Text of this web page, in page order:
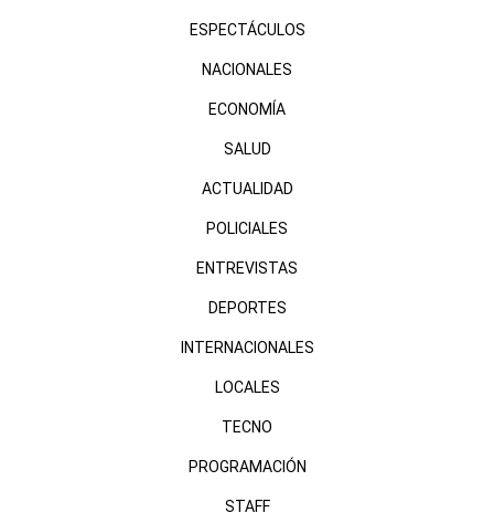
ESPECTÁCULOS
NACIONALES
ECONOMÍA
SALUD
ACTUALIDAD
POLICIALES
ENTREVISTAS
DEPORTES
INTERNACIONALES
LOCALES
TECNO
PROGRAMACIÓN
STAFF